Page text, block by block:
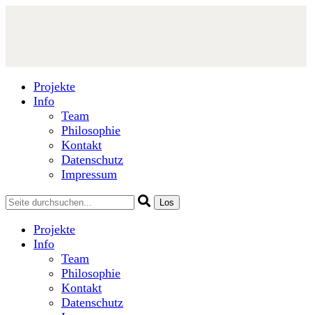
Projekte
Info
Team
Philosophie
Kontakt
Datenschutz
Impressum
Projekte
Info
Team
Philosophie
Kontakt
Datenschutz